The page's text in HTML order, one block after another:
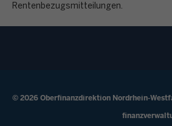
Rentenbezugsmitteilungen.
© 2026 Oberfinanzdirektion Nordrhein-